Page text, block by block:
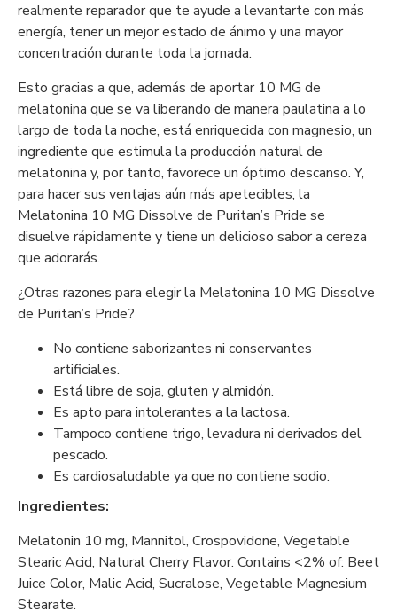
realmente reparador que te ayude a levantarte con más
energía, tener un mejor estado de ánimo y una mayor
concentración durante toda la jornada.
Esto gracias a que, además de aportar 10 MG de
melatonina que se va liberando de manera paulatina a lo
largo de toda la noche, está enriquecida con magnesio, un
ingrediente que estimula la producción natural de
melatonina y, por tanto, favorece un óptimo descanso. Y,
para hacer sus ventajas aún más apetecibles, la
Melatonina 10 MG Dissolve de Puritan’s Pride se
disuelve rápidamente y tiene un delicioso sabor a cereza
que adorarás.
¿Otras razones para elegir la Melatonina 10 MG Dissolve
de Puritan’s Pride?
No contiene saborizantes ni conservantes
artificiales.
Está libre de soja, gluten y almidón.
Es apto para intolerantes a la lactosa.
Tampoco contiene trigo, levadura ni derivados del
pescado.
Es cardiosaludable ya que no contiene sodio.
Ingredientes:
Melatonin 10 mg, Mannitol, Crospovidone, Vegetable
Stearic Acid, Natural Cherry Flavor. Contains <2% of: Beet
Juice Color, Malic Acid, Sucralose, Vegetable Magnesium
Stearate.